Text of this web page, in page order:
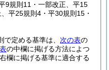
9規則11・一部改正、平15
平25規則4・平30規則15・
で定める基準は、 次の表の
の中欄に掲げる方法によつ
欄に掲げる基準に適合する